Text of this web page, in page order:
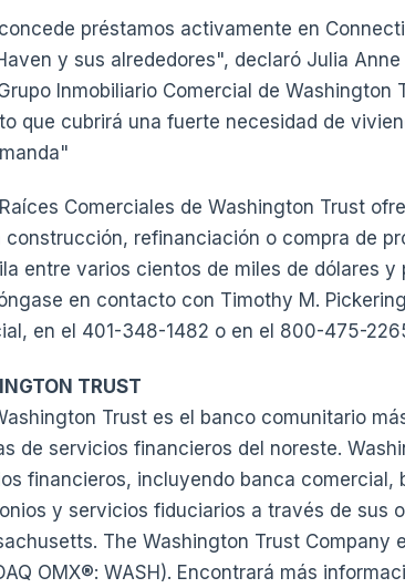
préstamos activamente en
y sus alrededores", declaró Julia
Inmobiliario Comercial de Washington
que cubrirá una fuerte necesidad de
Comerciales de Washington Trust
construcción, refinanciación o compra de
entre varios cientos de miles de dólares y
en contacto con Timothy M.
en el 401-348-1482 o en el 800-475-
TRUST
Trust es el banco comunitario
de servicios financieros del noreste.
financieros, incluyendo banca comercial,
y servicios fiduciarios a través de sus
The Washington Trust Company
OMX®: WASH). Encontrará más